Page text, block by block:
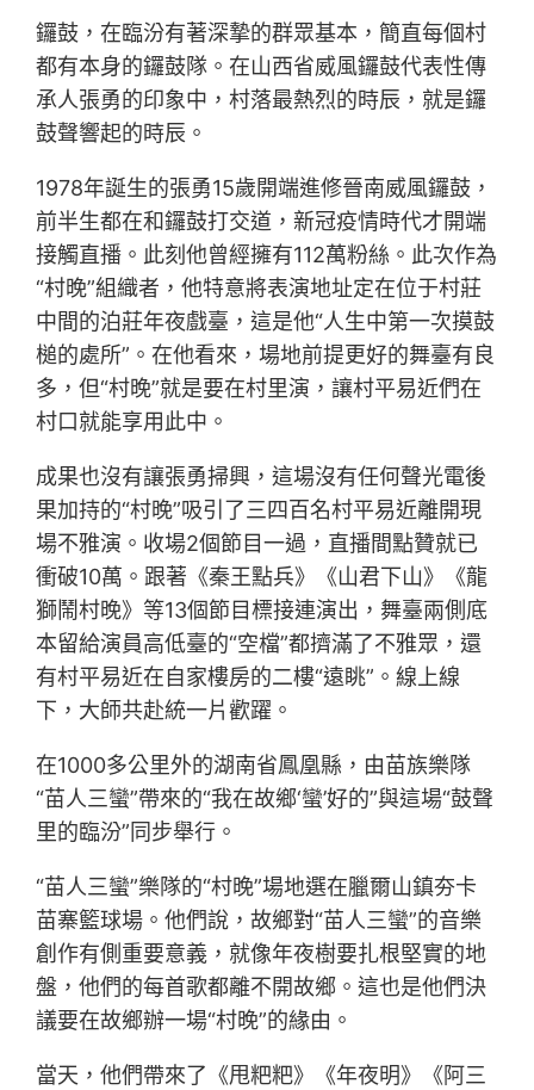
鑼鼓，在臨汾有著深摯的群眾基本，簡直每個村
都有本身的鑼鼓隊。在山西省威風鑼鼓代表性傳
承人張勇的印象中，村落最熱烈的時辰，就是鑼
鼓聲響起的時辰。
1978年誕生的張勇15歲開端進修晉南威風鑼鼓，
前半生都在和鑼鼓打交道，新冠疫情時代才開端
接觸直播。此刻他曾經擁有112萬粉絲。此次作為
“村晚”組織者，他特意將表演地址定在位于村莊
中間的泊莊年夜戲臺，這是他“人生中第一次摸鼓
槌的處所”。在他看來，場地前提更好的舞臺有良
多，但“村晚”就是要在村里演，讓村平易近們在
村口就能享用此中。
成果也沒有讓張勇掃興，這場沒有任何聲光電後
果加持的“村晚”吸引了三四百名村平易近離開現
場不雅演。收場2個節目一過，直播間點贊就已
衝破10萬。跟著《秦王點兵》《山君下山》《龍
獅鬧村晚》等13個節目標接連演出，舞臺兩側底
本留給演員高低臺的“空檔”都擠滿了不雅眾，還
有村平易近在自家樓房的二樓“遠眺”。線上線
下，大師共赴統一片歡躍。
在1000多公里外的湖南省鳳凰縣，由苗族樂隊
“苗人三蠻”帶來的“我在故鄉‘蠻’好的”與這場“鼓聲
里的臨汾”同步舉行。
“苗人三蠻”樂隊的“村晚”場地選在臘爾山鎮夯卡
苗寨籃球場。他們說，故鄉對“苗人三蠻”的音樂
創作有側重要意義，就像年夜樹要扎根堅實的地
盤，他們的每首歌都離不開故鄉。這也是他們決
議要在故鄉辦一場“村晚”的緣由。
當天，他們帶來了《甩粑粑》《年夜明》《阿三